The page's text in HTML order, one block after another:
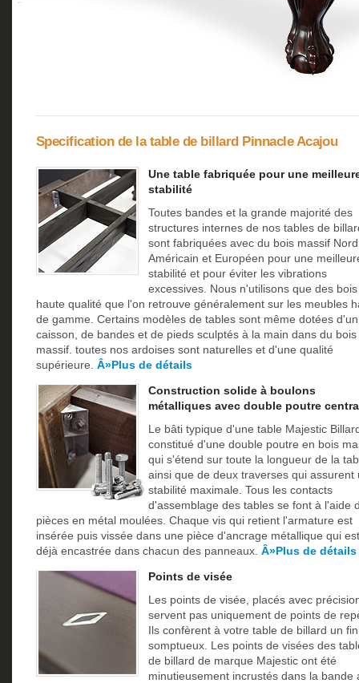
Specification de la table de billard Pinnacle Acajou
Une table fabriquée pour une
stabilité
Toutes bandes et la grande majorité des
structures internes de nos tables de
sont fabriquées avec du bois massif Nord
Américain et Européen pour une
stabilité et pour éviter les vibrations
excessives. Nous n'utilisons que des
haute qualité que l'on retrouve généralement sur les meubles
de gamme. Certains modèles de tables sont même dotées d'un
caisson, de bandes et de pieds sculptés à la main dans du bois
massif. toutes nos ardoises sont naturelles et d'une qualité
supérieure. Â»Plus de détails
Construction solide à boulons
métalliques avec double poutre
Le bâti typique d'une table Majestic
constitué d'une double poutre en bois
qui s'étend sur toute la longueur de la
ainsi que de deux traverses qui assurent
stabilité maximale. Tous les contacts
d'assemblage des tables se font à l'aide
pièces en métal moulées. Chaque vis qui retient l'armature est
insérée puis vissée dans une pièce d'ancrage métallique qui est
déjà encastrée dans chacun des panneaux. Â»Plus de détails
Points de visée
Les points de visée, placés avec
servent pas uniquement de points de
Ils confèrent à votre table de billard un
somptueux. Les points de visées des
de billard de marque Majestic ont été
minutieusement incrustés dans la bande